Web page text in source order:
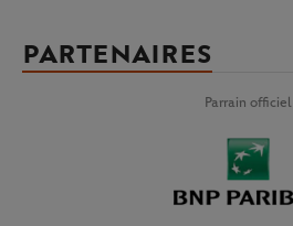
PARTENAIRES
Parrain officiel